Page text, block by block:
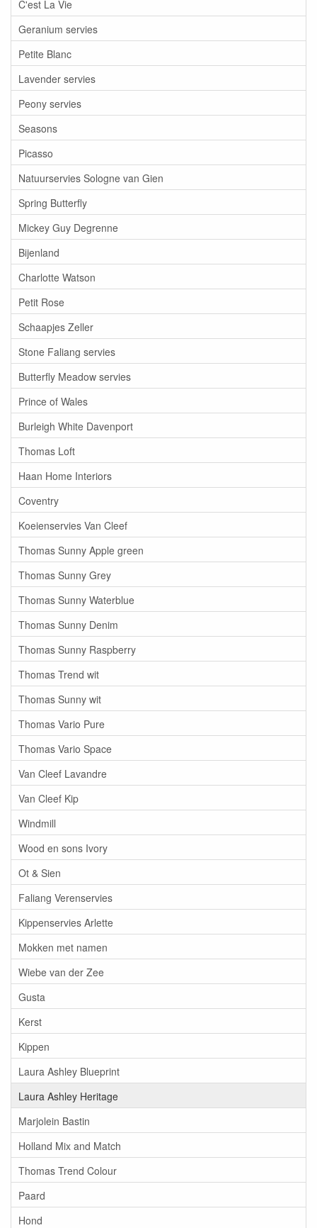
C'est La Vie
Geranium servies
Petite Blanc
Lavender servies
Peony servies
Seasons
Picasso
Natuurservies Sologne van Gien
Spring Butterfly
Mickey Guy Degrenne
Bijenland
Charlotte Watson
Petit Rose
Schaapjes Zeller
Stone Faliang servies
Butterfly Meadow servies
Prince of Wales
Burleigh White Davenport
Thomas Loft
Haan Home Interiors
Coventry
Koeienservies Van Cleef
Thomas Sunny Apple green
Thomas Sunny Grey
Thomas Sunny Waterblue
Thomas Sunny Denim
Thomas Sunny Raspberry
Thomas Trend wit
Thomas Sunny wit
Thomas Vario Pure
Thomas Vario Space
Van Cleef Lavandre
Van Cleef Kip
Windmill
Wood en sons Ivory
Ot & Sien
Faliang Verenservies
Kippenservies Arlette
Mokken met namen
Wiebe van der Zee
Gusta
Kerst
Kippen
Laura Ashley Blueprint
Laura Ashley Heritage
Marjolein Bastin
Holland Mix and Match
Thomas Trend Colour
Paard
Hond